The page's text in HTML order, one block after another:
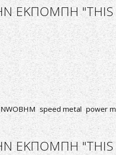
"THIS
NWOBHM speed metal power
"THIS